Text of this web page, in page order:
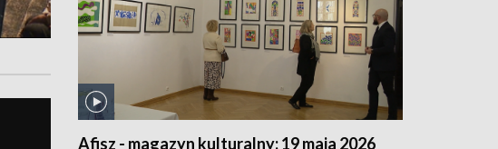
Afisz - magazyn kulturalny: 19 maja 2026